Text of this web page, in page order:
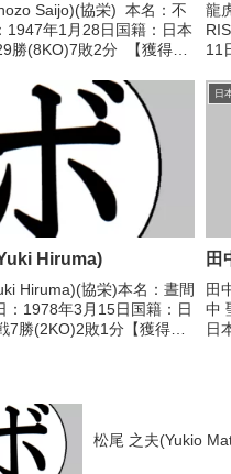
Saijo)(協栄) 本名：不
1947年1月28日国籍：日本
勝(8KO)7敗2分 【獲得タ
08/13 ○4R判定 (採
龍
11
ニ
Hiruma)
Hiruma)(協栄)本名：晝間
：1978年3月15日国籍：日
7勝(2KO)2敗1分【獲得タ
日
田
田
中
日
松尾 之夫(Yukio